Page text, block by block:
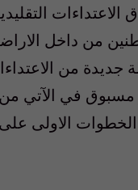
الاعتداءات
من داخل
من
في الآتي من
الخطوات الاولى